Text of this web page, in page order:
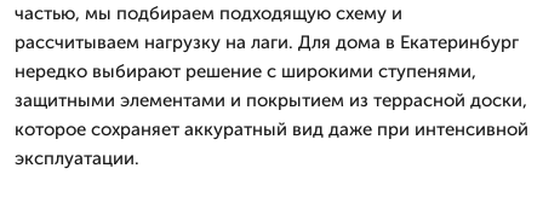
частью, мы подбираем подходящую схему и
рассчитываем нагрузку на лаги. Для дома в Екатеринбург
нередко выбирают решение с широкими ступенями,
защитными элементами и покрытием из террасной доски,
которое сохраняет аккуратный вид даже при интенсивной
эксплуатации.